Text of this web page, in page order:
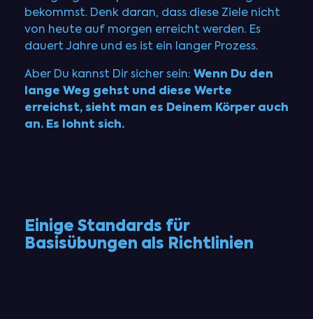
bekommst. Denk daran, dass diese Ziele nicht
von heute auf morgen erreicht werden. Es
dauert Jahre und es ist ein langer Prozess.
Aber Du kannst Dir sicher sein: Wenn Du den
lange Weg gehst und diese Werte
erreichst, sieht man es Deinem Körper auch
an. Es lohnt sich.
Einige Standards für
Basisübungen als Richtlinien